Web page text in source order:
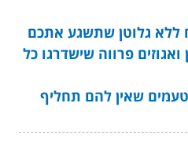
ללא גלוטן שתשגע אתכם
פרווה שישדרגו כל
שאין להם תחליף